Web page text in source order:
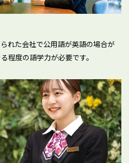
れた会社で公用語が英語の場合が
程度の語学力が必要です。